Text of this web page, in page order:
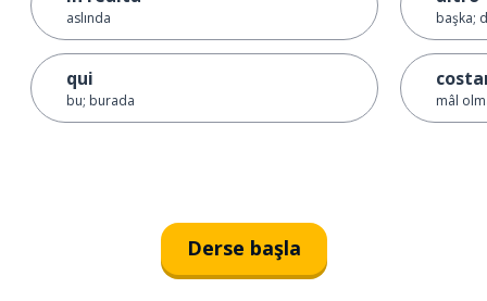
aslında
qui
bu; burada
başka;
mâl
Derse başla